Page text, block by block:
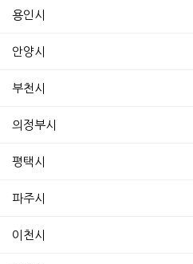
용인시
안양시
부천시
의정부시
평택시
파주시
이천시